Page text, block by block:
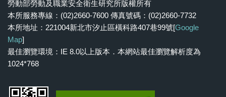
勞動部勞動及職業安全衛生研究所版權所有
本所服務專線：(02)2660-7600 傳真號碼：(02)2660-7732
本所地址：221004新北市汐止區橫科路407巷99號[Google
Map]
最佳瀏覽環境：IE 8.0以上版本．本網站最佳瀏覽解析度為
1024*768